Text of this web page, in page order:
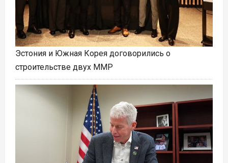
Эстония и Южная Корея договорились о
строительстве двух ММР